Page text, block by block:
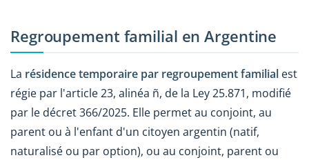
Regroupement familial en Argentine
La résidence temporaire par regroupement familial est
régie par l'article 23, alinéa ñ, de la Ley 25.871, modifié
par le décret 366/2025. Elle permet au conjoint, au
parent ou à l'enfant d'un citoyen argentin (natif,
naturalisé ou par option), ou au conjoint, parent ou